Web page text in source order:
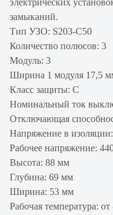
электрических
замыканий.
Тип УЗО: S203-C50
Количество полюсов: 3
Модуль: 3
Ширина 1 модуля 17,5
Класс защиты: C
Номинальный ток
Отключающая
Напряжение в
Рабочее напряжение:
Высота: 88 мм
Глубина: 69 мм
Ширина: 53 мм
Рабочая температура: